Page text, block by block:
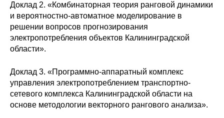
ЦДУ
Отрасли и регионы
Ученый совет
Материалы
Доклад 2. «Комбинаторная теория ранговой динамики
и вероятностно-автоматное моделирование в
решении вопросов прогнозирования
электропотребления объектов Калининградской
области».
Доклад 3. «Программно-аппаратный комплекс
управления электропотреблением транспортно-
сетевого комплекса Калининградской области на
основе методологии векторного рангового анализа».